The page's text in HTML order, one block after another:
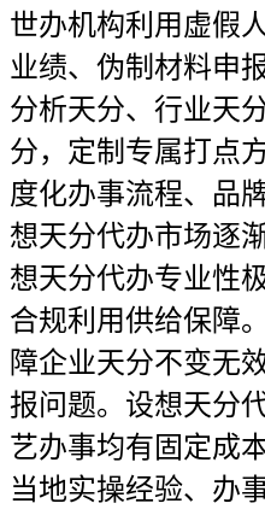
世办机构利用虚假
业绩、伪制材料申
分析天分、行业天
分，定制专属打点
度化办事流程、品
想天分代办市场逐
想天分代办专业性
合规利用供给保障
障企业天分不变无
报问题。设想天分
艺办事均有固定成
当地实操经验、办